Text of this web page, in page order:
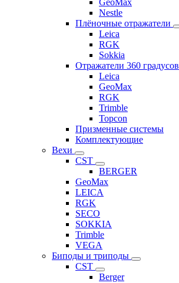
Nestle
Плёночные отражатели
Leica
RGK
Sokkia
Отражатели 360 градусов
Leica
GeoMax
RGK
Trimble
Topcon
Призменные системы
Комплектующие
Вехи
CST
BERGER
GeoMax
LEICA
RGK
SECO
SOKKIA
Trimble
VEGA
Биподы и триподы
CST
Berger